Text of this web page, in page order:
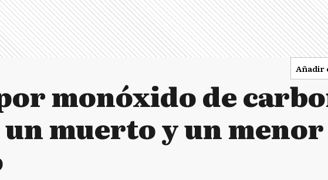
Añadir
monóxido de
muerto y un menor